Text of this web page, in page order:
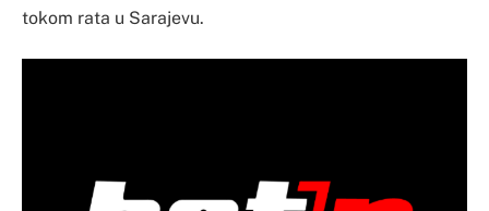
tokom rata u Sarajevu.